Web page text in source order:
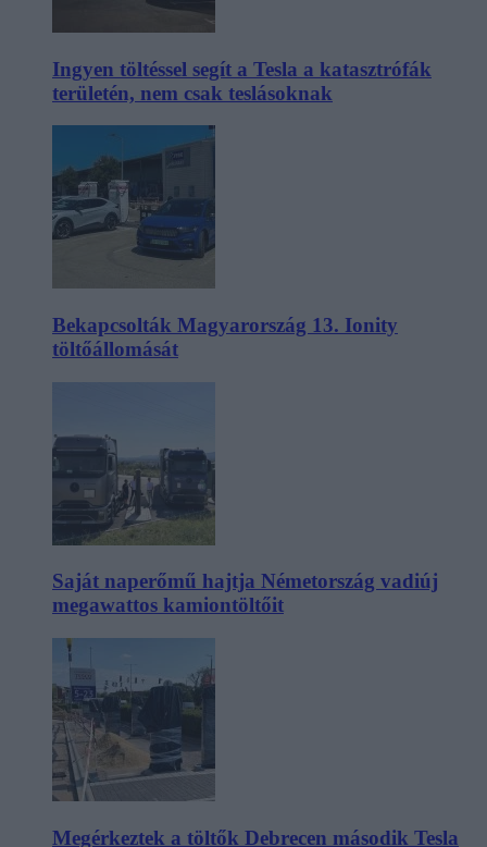
Ingyen töltéssel segít a Tesla a katasztrófák
területén, nem csak teslásoknak
Bekapcsolták Magyarország 13. Ionity
töltőállomását
Saját naperőmű hajtja Németország vadiúj
megawattos kamiontöltőit
Megérkeztek a töltők Debrecen második Tesla